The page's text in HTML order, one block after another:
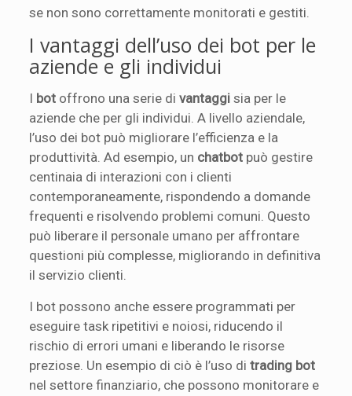
se non sono correttamente monitorati e gestiti.
I vantaggi dell’uso dei bot per le
aziende e gli individui
I bot offrono una serie divantaggi sia per le
aziende che per gli individui. A livello aziendale,
l’uso dei bot può migliorare l’efficienza e la
produttività. Ad esempio, un chatbot può gestire
centinaia di interazioni con i clienti
contemporaneamente, rispondendo a domande
frequenti e risolvendo problemi comuni. Questo
può liberare il personale umano per affrontare
questioni più complesse, migliorando in definitiva
il servizio clienti.
I bot possono anche essere programmati per
eseguire task ripetitivi e noiosi, riducendo il
rischio di errori umani e liberando le risorse
preziose. Un esempio di ciò è l’uso ditrading bot
nel settore finanziario, che possono monitorare e